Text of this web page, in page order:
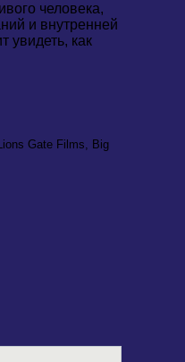
человека,
и внутренней
увидеть, как
Gate Films, Big